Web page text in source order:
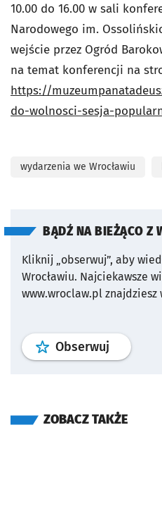
10.00 do 16.00 w sali
Narodowego im.
wejście przez Ogród
na temat konferencji na
https://
do-wolnosci-sesja-
wydarzenia we Wrocławiu
BĄDŹ NA BIEŻĄCO Z
Kliknij „obserwuj”, aby
Wrocławiu. Najciekawsze
www.wroclaw.pl znajdziesz
Obserwuj profil
ZOBACZ TAKŻE